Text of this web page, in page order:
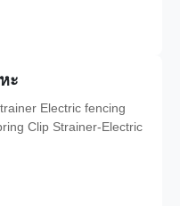
ะ
Electric fencing
Clip Strainer-Electric